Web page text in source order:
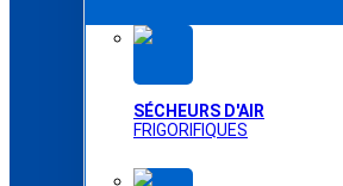
SÉCHEURS D'AIR
FRIGORIFIQUES